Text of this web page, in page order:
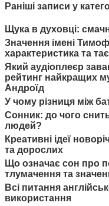
Раніші записи у
Щука в духовці:
Значення імені
характеристика та
Який аудіоплеєр
рейтинг найкращих
Андроїд
У чому різниця між
Сонник: до чого
людей?
Креативні ідеї
та дорослих
Що означає сон про
тлумачення та
Всі питання
використання